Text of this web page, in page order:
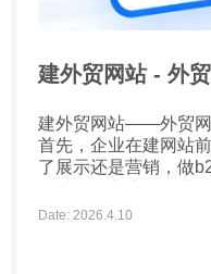
建外贸网站 - 外
建外贸网站——外贸网站该怎么建
首先，企业在建网站
了展示还是营销，做
阅读浏览习惯，关心
往影响着用户对于企
Date: 2026.4.10